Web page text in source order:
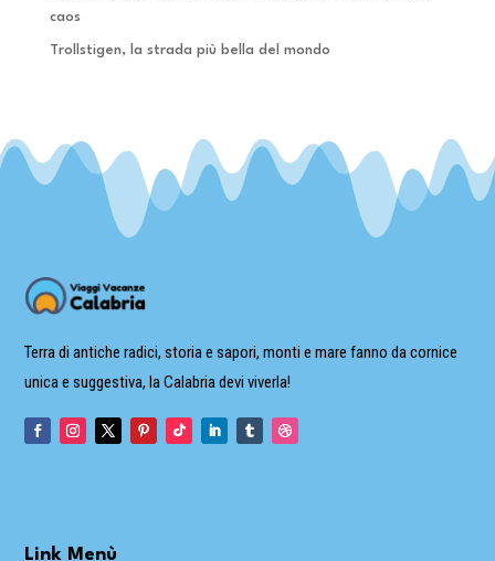
caos
Trollstigen, la strada più bella del mondo
Terra di antiche radici, storia e sapori, monti e mare fanno da cornice
unica e suggestiva, la Calabria devi viverla!
Link Menù